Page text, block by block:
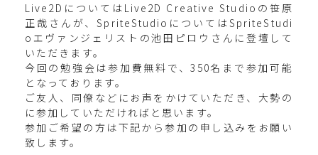
Live2DについてはLive2D Creative Studioの笹原
正哉さんが、SpriteStudioについてはSpriteStudi
oエヴァンジェリストの池田ピロウさんに登壇して
いただきます。
今回の勉強会は参加費無料で、350名まで参加可能
となっております。
ご友人、同僚などにお声をかけていただき、大勢の
に参加していただければと思います。
参加ご希望の方は下記から参加の申し込みをお願い
致します。